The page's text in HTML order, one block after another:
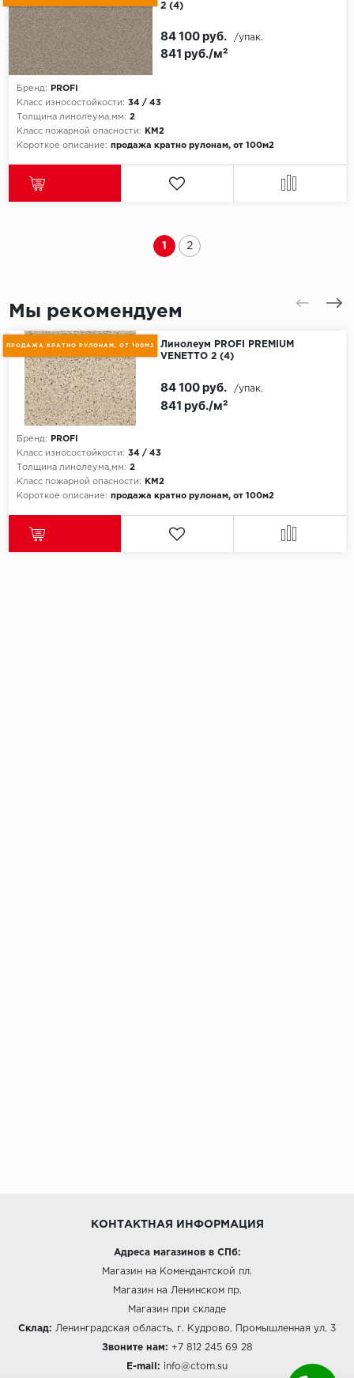
2 (4)
Бренд:
PROFI
Класс износостойкости: 34 / 43
Толщина линолеума,мм: 2
Класс пожарной опасности:
КМ2
Короткое описание: продажа кратно рулонам, от 100м2
841 руб./м²
84 100 руб. /упак.
1 2
Мы рекомендуем
ПРОДАЖА КРАТНО РУЛОНАМ, ОТ 100М2
Линолеум PROFI PREMIUM
VENETTO 2 (4)
Бренд:
PROFI
Класс износостойкости: 34 / 43
Толщина линолеума,мм: 2
Класс пожарной опасности:
КМ2
Короткое описание: продажа кратно рулонам, от 100м2
841 руб./м²
84 100 руб. /упак.
КОНТАКТНАЯ ИНФОРМАЦИЯ
Адреса магазинов в СПб:
Магазин на Комендантской пл.
Магазин на Ленинском пр.
Магазин при складе
Склад: Ленинградская область, г. Кудрово, Промышленная ул, 3
Звоните нам: +7 812 245 69 28
E-mail: info@ctom.su